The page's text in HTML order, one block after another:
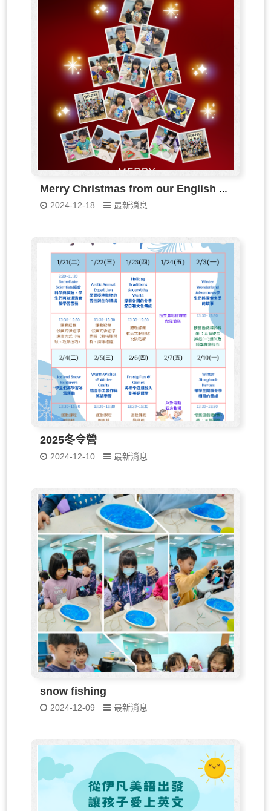
Merry Christmas from our English cl
ass!2024-12-18 最新消息
2025冬令營
2024-12-10 最新消息
snow fishing
2024-12-09 最新消息